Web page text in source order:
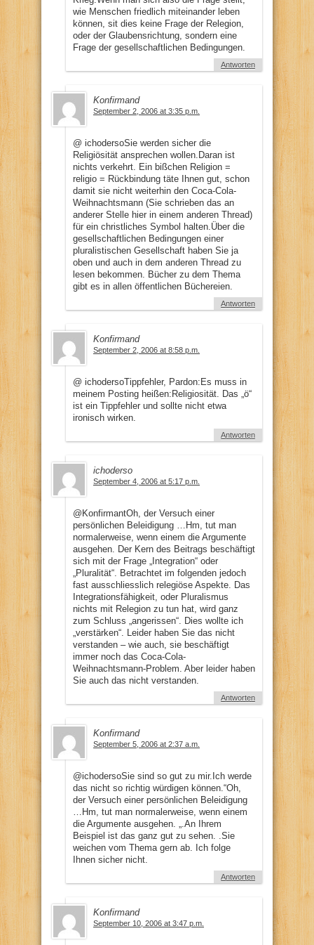
wie Menschen friedlich miteinander leben
können, sit dies keine Frage der Relegion,
oder der Glaubensrichtung, sondern eine
Frage der gesellschaftlichen Bedingungen.
Antworten
Konfirmand
September 2, 2006 at 3:35 p.m.
@ ichodersoSie werden sicher die
Religiösität ansprechen wollen.Daran ist
nichts verkehrt. Ein bißchen Religion =
religio = Rückbindung täte Ihnen gut, schon
damit sie nicht weiterhin den Coca-Cola-
Weihnachtsmann (Sie schrieben das an
anderer Stelle hier in einem anderen Thread)
für ein christliches Symbol halten.Über die
gesellschaftlichen Bedingungen einer
pluralistischen Gesellschaft haben Sie ja
oben und auch in dem anderen Thread zu
lesen bekommen. Bücher zu dem Thema
gibt es in allen öffentlichen Büchereien.
Antworten
Konfirmand
September 2, 2006 at 8:58 p.m.
@ ichodersoTippfehler, Pardon:Es muss in
meinem Posting heißen:Religiosität. Das „ö“
ist ein Tippfehler und sollte nicht etwa
ironisch wirken.
Antworten
ichoderso
September 4, 2006 at 5:17 p.m.
@KonfirmantOh, der Versuch einer
persönlichen Beleidigung …Hm, tut man
normalerweise, wenn einem die Argumente
ausgehen. Der Kern des Beitrags beschäftigt
sich mit der Frage „Integration“ oder
„Pluralität“. Betrachtet im folgenden jedoch
fast ausschliesslich relegiöse Aspekte. Das
Integrationsfähigkeit, oder Pluralismus
nichts mit Relegion zu tun hat, wird ganz
zum Schluss „angerissen“. Dies wollte ich
„verstärken“. Leider haben Sie das nicht
verstanden – wie auch, sie beschäftigt
immer noch das Coca-Cola-
Weihnachtsmann-Problem. Aber leider haben
Sie auch das nicht verstanden.
Antworten
Konfirmand
September 5, 2006 at 2:37 a.m.
@ichodersoSie sind so gut zu mir.Ich werde
das nicht so richtig würdigen können.“Oh,
der Versuch einer persönlichen Beleidigung
…Hm, tut man normalerweise, wenn einem
die Argumente ausgehen. „.An Ihrem
Beispiel ist das ganz gut zu sehen. .Sie
weichen vom Thema gern ab. Ich folge
Ihnen sicher nicht.
Antworten
Konfirmand
September 10, 2006 at 3:47 p.m.